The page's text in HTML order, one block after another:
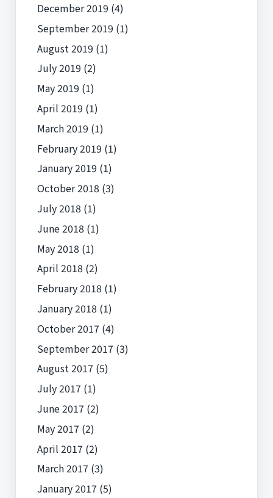
December 2019 (4)
September 2019 (1)
August 2019 (1)
July 2019 (2)
May 2019 (1)
April 2019 (1)
March 2019 (1)
February 2019 (1)
January 2019 (1)
October 2018 (3)
July 2018 (1)
June 2018 (1)
May 2018 (1)
April 2018 (2)
February 2018 (1)
January 2018 (1)
October 2017 (4)
September 2017 (3)
August 2017 (5)
July 2017 (1)
June 2017 (2)
May 2017 (2)
April 2017 (2)
March 2017 (3)
January 2017 (5)